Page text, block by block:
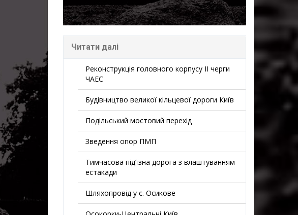
Читати далі
Реконструкція головного корпусу II черги
ЧАЕС
Будівництво великої кільцевої дороги Київ
Подільський мостовий перехід
Зведення опор ПМП
Тимчасова під’їзна дорога з влаштуванням
естакади
Шляхопровід у с. Осикове